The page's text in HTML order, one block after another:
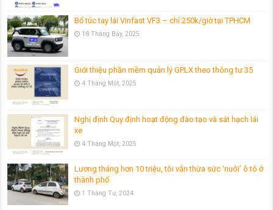
Bổ túc tay lái Vinfast VF3 – chỉ 250k/giờ tại TPHCM
18 Tháng Bảy, 2025
Giới thiệu phần mềm quản lý GPLX theo thông tư 35
4 Tháng Một, 2025
Nghị định Quy định hoạt động đào tạo và sát hạch lái
xe
4 Tháng Một, 2025
Lương tháng hơn 10 triệu, tôi vẫn thừa sức ‘nuôi’ ô tô ở
thành phố
1 Tháng Tư, 2024